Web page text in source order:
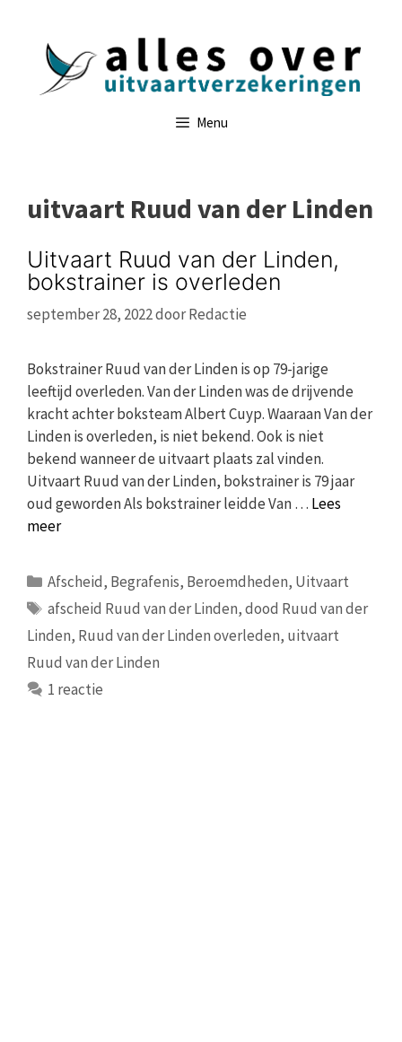
Menu
uitvaart Ruud van der Linden
Uitvaart Ruud van der Linden,
bokstrainer is overleden
september 28, 2022doorRedactie
Bokstrainer Ruud van der Linden is op 79-jarige
leeftijd overleden. Van der Linden was de drijvende
kracht achter boksteam Albert Cuyp. Waaraan Van der
Linden is overleden, is niet bekend. Ook is niet
bekend wanneer de uitvaart plaats zal vinden.
Uitvaart Ruud van der Linden, bokstrainer is 79 jaar
oud geworden Als bokstrainer leidde Van … Lees
meer
Categorieën
Afscheid, Begrafenis, Beroemdheden, Uitvaart
Tags
afscheid Ruud van der Linden,dood Ruud van der
Linden, Ruud van der Linden overleden, uitvaart
Ruud van der Linden
1 reactie